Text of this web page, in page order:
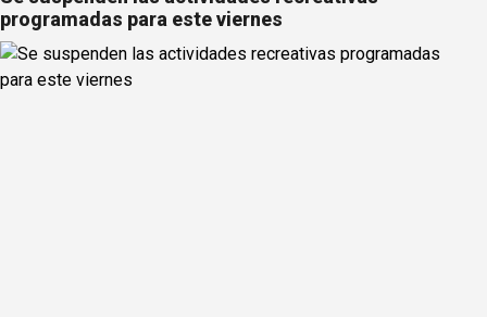
programadas para este viernes